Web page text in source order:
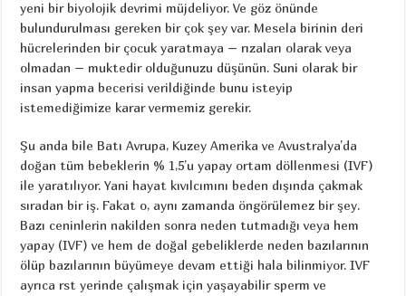
yeni bir biyolojik devrimi müjdeliyor. Ve göz önünde
bulundurulması gereken bir çok şey var. Mesela birinin deri
hücrelerinden bir çocuk yaratmaya – rızaları olarak veya
olmadan – muktedir olduğunuzu düşünün. Suni olarak bir
insan yapma becerisi verildiğinde bunu isteyip
istemediğimize karar vermemiz gerekir.
Şu anda bile Batı Avrupa, Kuzey Amerika ve Avustralya’da
doğan tüm bebeklerin % 1,5’u yapay ortam döllenmesi (IVF)
ile yaratılıyor. Yani hayat kıvılcımını beden dışında çakmak
sıradan bir iş. Fakat o, aynı zamanda öngörülemez bir şey.
Bazı ceninlerin nakilden sonra neden tutmadığı veya hem
yapay (IVF) ve hem de doğal gebeliklerde neden bazılarının
ölüp bazılarının büyümeye devam ettiği hala bilinmiyor. IVF
ayrıca rst yerinde çalışmak için yaşayabilir sperm ve